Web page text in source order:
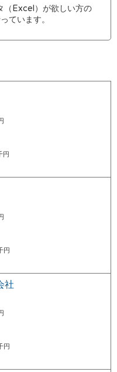
（Excel）が欲しい方の
ています。
円
円
社
円